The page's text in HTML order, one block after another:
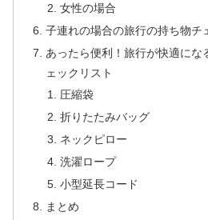
女性の場合
子連れの場合の旅行の持ち物チ
あったら便利！旅行が快適にな
ェックリスト
圧縮袋
折りたたみバッグ
ネックピロー
洗濯ロープ
小型延長コード
まとめ